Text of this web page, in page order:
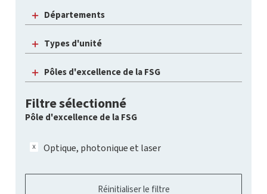
Départements
Types d'unité
Pôles d'excellence de la FSG
Filtre sélectionné
Pôle d'excellence de la FSG
Optique, photonique et laser